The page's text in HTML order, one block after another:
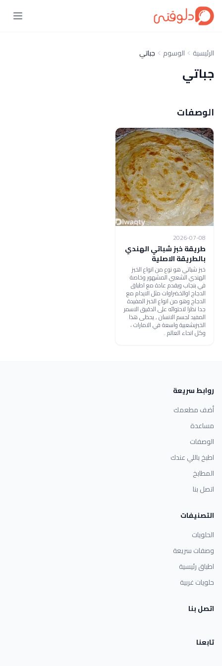
الرئيسية الوسوم جباتي
جباتي
الوصفات
2026-07-08
طريقة خبز شباتي الهندي
بالطريقة الاصلية
خبز شباتي هو نوع من انواع الخبز
الهندي الشعبي المشهور وخاصة
في بنجاب ويقدم عادة مع اطباق
الدجاج اوالخضراوات مثل الايدام مع
الدجاج وهو من انواع الخبز المفيدة
جدا نظرا لاحتوائه على الدقيق الاسمر
المفيد لجسم الانسان , يحظى هذا
الخبزبشعبية واسعة في الامارات ،
وكل انحاء العالم .
روابط سريعة
أضف مطعمك
مساعدة
الوصفات
اطبخ باللي عندك
المطابخ
اتصل بنا
التصنيفات
الحلويات
وصفات سريعة
اطباق رئيسية
حلويات غربية
اتصل بنا
تابعنا